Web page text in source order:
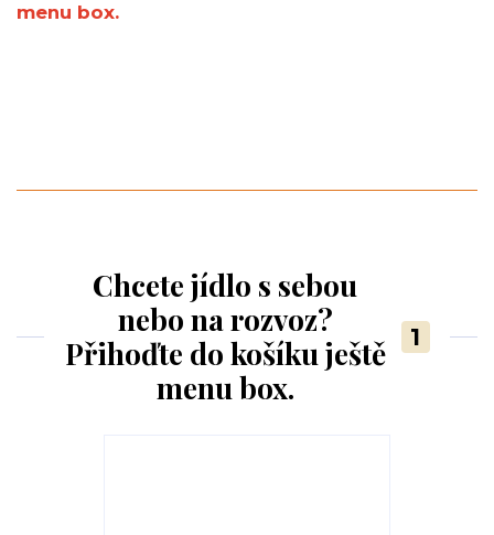
menu box.
Chcete jídlo s sebou
nebo na rozvoz?
Přihoďte do košíku ještě
menu box.
1